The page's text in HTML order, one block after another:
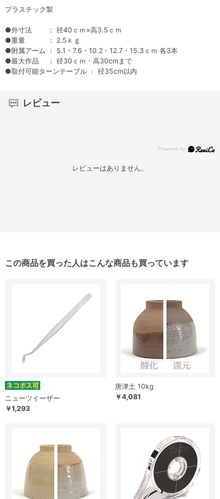
プラスチック製
●外寸法 ： 径40ｃｍ×高3.5ｃｍ
●重量 ： 2.5ｋｇ
●附属アーム ： 5.1・7.6・10.2・12.7・15.3ｃｍ 各3本
●最大作品 ： 径30ｃｍ・高30cmまで
●取付可能ターンテーブル ： 径35cm以内
レビュー
レビューはありません。
この商品を買った人はこんな商品も買っています
ニューツイーザー
￥1,293
唐津土 10kg
￥4,081